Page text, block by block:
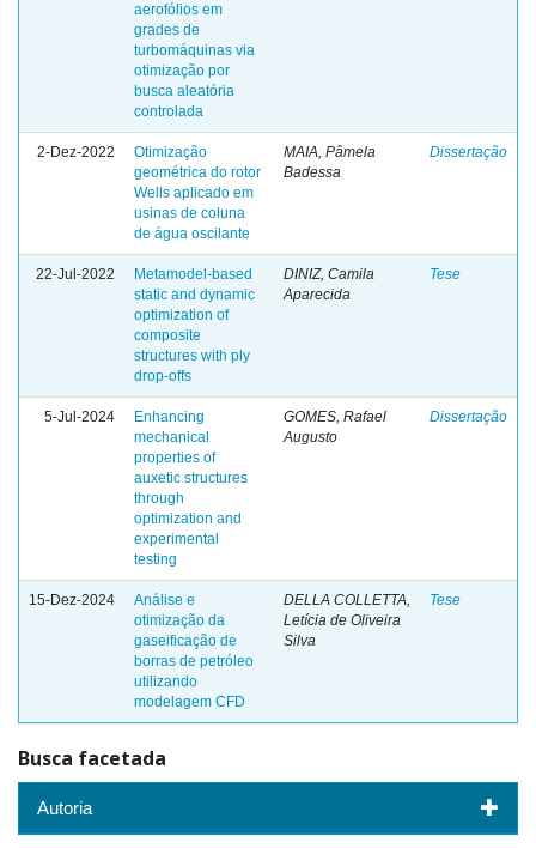
aerofólios em
grades de
turbomáquinas via
otimização por
busca aleatória
controlada
2-Dez-2022
Otimização
geométrica do rotor
Wells aplicado em
usinas de coluna
de água oscilante
MAIA, Pâmela
Badessa
Dissertação
22-Jul-2022
Metamodel-based
static and dynamic
optimization of
composite
structures with ply
drop-offs
DINIZ, Camila
Aparecida
Tese
5-Jul-2024
Enhancing
mechanical
properties of
auxetic structures
through
optimization and
experimental
testing
GOMES, Rafael
Augusto
Dissertação
15-Dez-2024
Análise e
otimização da
gaseificação de
borras de petróleo
utilizando
modelagem CFD
DELLA COLLETTA,
Letícia de Oliveira
Silva
Tese
Busca facetada
Autoria